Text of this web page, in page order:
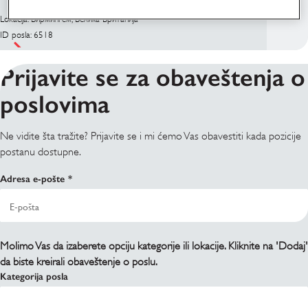
Lokacija: Бирмингем, Велика Британија
ID posla: 6518
Prijavite se za obaveštenja o
poslovima
Ne vidite šta tražite? Prijavite se i mi ćemo Vas obavestiti kada pozicije
postanu dostupne.
Adresa e-pošte
Molimo Vas da izaberete opciju kategorije ili lokacije. Kliknite na 'Dodaj'
da biste kreirali obaveštenje o poslu.
Kategorija posla